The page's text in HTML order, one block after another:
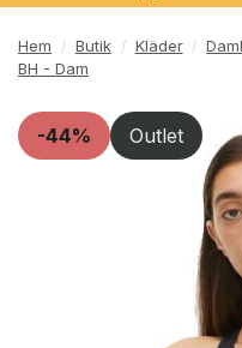
Hem / Butik / Kläder /
BH - Dam
-44% Outlet